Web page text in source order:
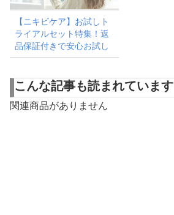
【ニキビケア】お試しト
ライアルセット特集！返
品保証付きで安心お試し
こんな記事も読まれています
関連商品がありません